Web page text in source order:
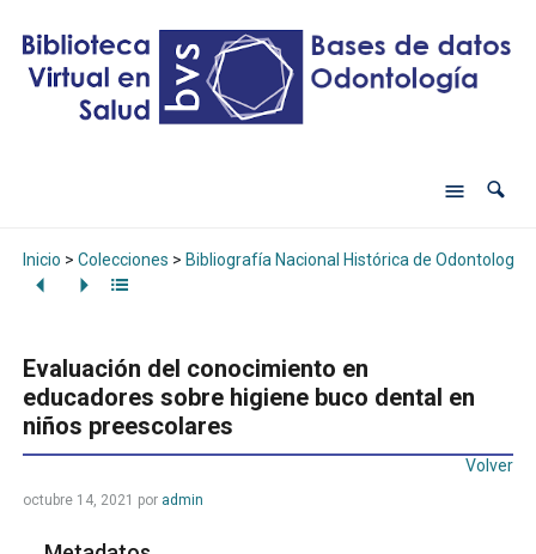
Inicio > Colecciones > Bibliografía Nacional Histórica de Odontología
Evaluación del conocimiento en
educadores sobre higiene buco dental en
niños preescolares
Volver
octubre 14, 2021 por admin